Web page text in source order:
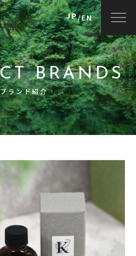
JP/EN
BRANDS
ブランド紹介